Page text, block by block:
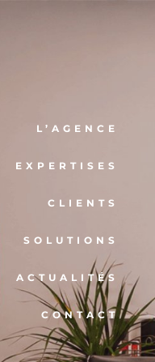
L’AGENCE
EXPERTISES
CLIENTS
SOLUTIONS
ACTUALITÉS
CONTACT